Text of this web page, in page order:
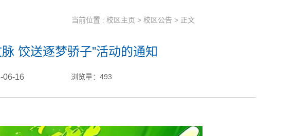
当前位置 : 校区主页 > 校区公告 > 正文
饺送逐梦骄子”活动的通知
06-16 浏览量： 493